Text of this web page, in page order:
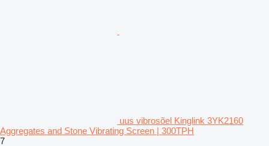
uus vibrosõel Kinglink 3YK2160
Aggregates and Stone Vibrating Screen | 300TPH
7